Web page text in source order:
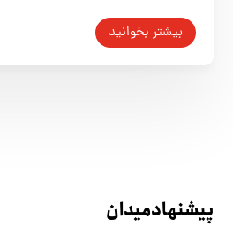
بیشتر بخوانید
پیشنهاد میدان